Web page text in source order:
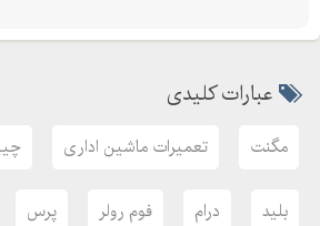
عبارات کلیدی
مگنت تعمیرات ماشین اداری
بلید درام فوم رولر پرس